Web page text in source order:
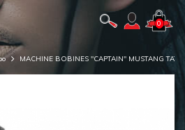
0
MACHINE BOBINES "CAPTAIN" MUSTANG